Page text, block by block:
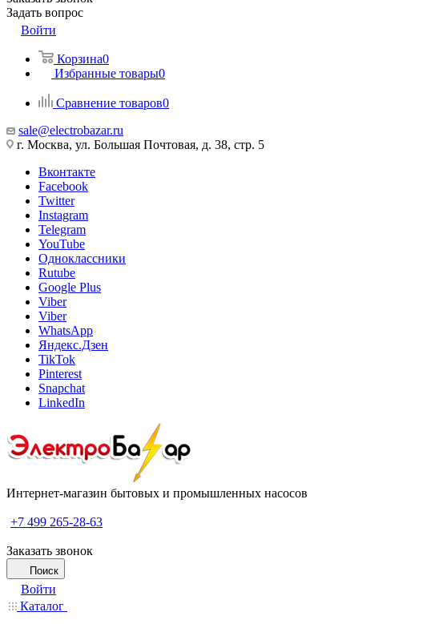
Задать вопрос
Войти
Корзина0
Избранные товары0
Сравнение товаров0
sale@electrobazar.ru
г. Москва, ул. Большая Почтовая, д. 38, стр. 5
Вконтакте
Facebook
Twitter
Instagram
Telegram
YouTube
Одноклассники
Rutube
Google Plus
Viber
Viber
WhatsApp
Яндекс.Дзен
TikTok
Pinterest
Snapchat
LinkedIn
Интернет-магазин бытовых и промышленных насосов
+7 499 265-28-63
Заказать звонок
Поиск
Войти
Каталог